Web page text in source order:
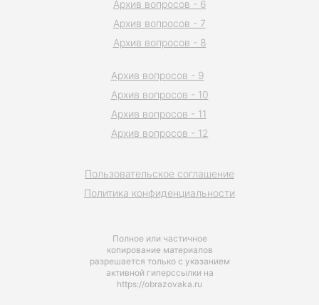
Полное или частичное
копирование материалов
разрешается только с указанием
активной гиперссылки на
https://obrazovaka.ru
Пользовательское соглашение
Политика конфиденциальности
Архив вопросов - 6
Архив вопросов - 7
Архив вопросов - 8
Архив вопросов - 9
Архив вопросов - 10
Архив вопросов - 11
Архив вопросов - 12